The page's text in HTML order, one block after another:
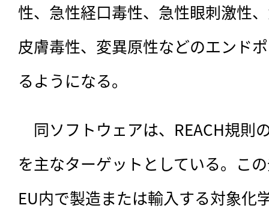
性、急性経口毒性、急性眼刺激性
皮膚毒性、変異原性などのエンド
るようになる。
同ソフトウェアは、REACH規則
を主なターゲットとしている。こ
EU内で製造または輸入する対象化